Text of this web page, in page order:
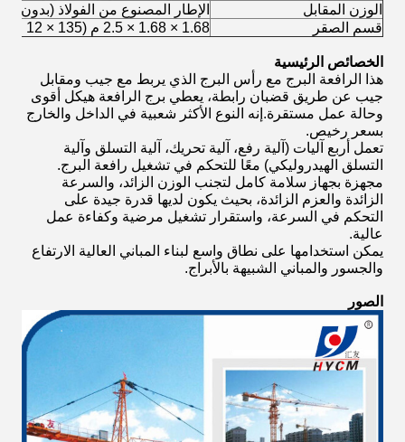
الوزن المقابل
الإطار المصنوع من الفولاذ (بدون
قسم الصقر
1.68 × 1.68 × 2.5 م (135 × 12 فولاذ مربع)
الخصائص الرئيسية
هذا الرافعة البرج مع رأس البرج الذي يربط مع جيب ومقابل
جيب عن طريق قضبان رابطة، يعطي برج الرافعة هيكل أقوى
وحالة عمل مستقرة.إنه النوع الأكثر شعبية في الداخل والخارج
بسعر رخيص.
تعمل أربع آليات (آلية رفع، آلية تحريك، آلية التسلق وآلية
التسلق الهيدروليكي) معًا للتحكم في تشغيل رافعة البرج.
مجهزة بجهاز سلامة كامل لتجنب الوزن الزائد، والسرعة
الزائدة والعزم الزائدة، بحيث يكون لديها قدرة جيدة على
التحكم في السرعة، واستقرار تشغيل مرضية وكفاءة عمل
عالية.
يمكن استخدامها على نطاق واسع لبناء المباني العالية الارتفاع
والجسور والمباني الشبيهة بالأبراج.
الصور